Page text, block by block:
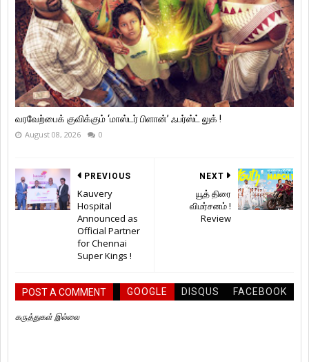
வரவேற்பைக் குவிக்கும் ‘மாஸ்டர் பிளான்’ ஃபர்ஸ்ட் லுக் !
August 08, 2026 0
NEXT
யூத் திரை
விமர்சனம் !
Review
PREVIOUS
Kauvery
Hospital
Announced as
Official Partner
for Chennai
Super Kings !
POST A COMMENT GOOGLE DISQUS FACEBOOK
கருத்துகள் இல்லை